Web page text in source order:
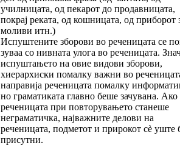
училницата, од пекарот до про­давницата,
покрај реката, од кошницата, од при­борот
моливи итн.)
Испуштените зборови во реченицата се
зу­ваа со нивната улога во реченицата.
ис­пуш­тањето на овие видови зборови,
хиерархис­ки помалку важни во
направија реченицата помалку
но грама­ти­­ката главно беше зачувана. Ако
реченицата при повторувањето станеше
неграматичка, нај­важ­ните делови на
реченицата, подметот и при­рокот сè уште
присутни.